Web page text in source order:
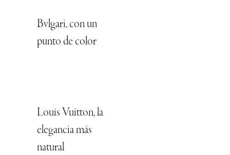
Bvlgari, con un
punto de color
Louis Vuitton, la
elegancia más
natural